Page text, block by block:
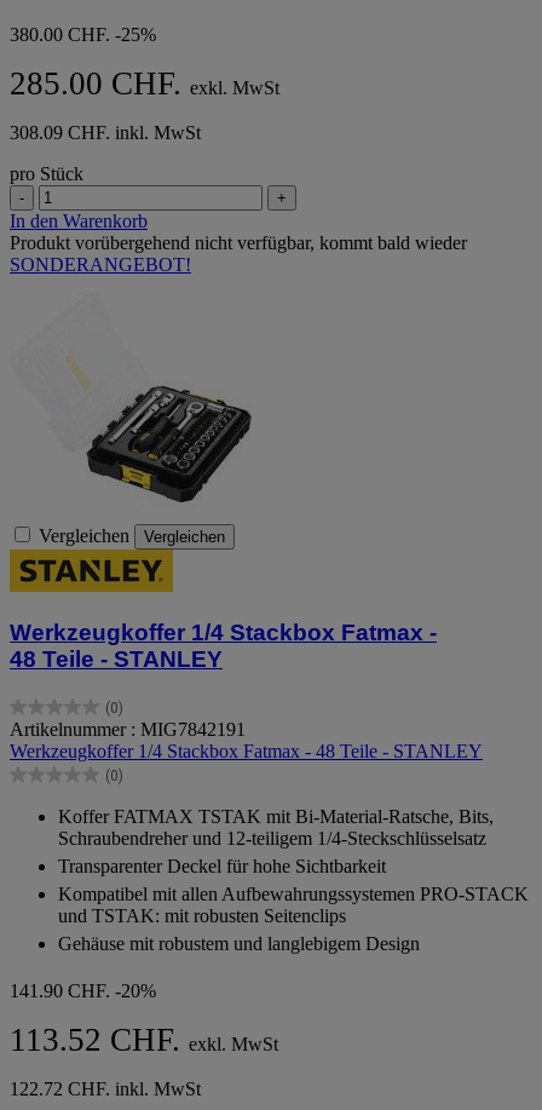
380.00 CHF. -25%
285.00 CHF. exkl. MwSt
308.09 CHF. inkl. MwSt
pro Stück
- +
In den Warenkorb
Produkt vorübergehend nicht verfügbar, kommt bald wieder
SONDERANGEBOT!
Vergleichen Vergleichen
Werkzeugkoffer 1/4 Stackbox Fatmax -
48 Teile - STANLEY
(0)
0.0
von
5
Sternen.
Artikelnummer : MIG7842191
Werkzeugkoffer 1/4 Stackbox Fatmax - 48 Teile - STANLEY
(0)
0.0
Sternen.
Koffer FATMAX TSTAK mit Bi-Material-Ratsche, Bits,
Schraubendreher und 12-teiligem 1/4-Steckschlüsselsatz
Transparenter Deckel für hohe Sichtbarkeit
Kompatibel mit allen Aufbewahrungssystemen PRO-STACK
und TSTAK: mit robusten Seitenclips
Gehäuse mit robustem und langlebigem Design
141.90 CHF. -20%
113.52 CHF. exkl. MwSt
122.72 CHF. inkl. MwSt